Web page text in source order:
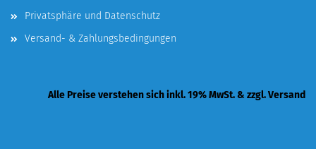
Privatsphäre und Datenschutz
Versand- & Zahlungsbedingungen
Alle Preise verstehen sich inkl. 19% MwSt. & zzgl. Versand